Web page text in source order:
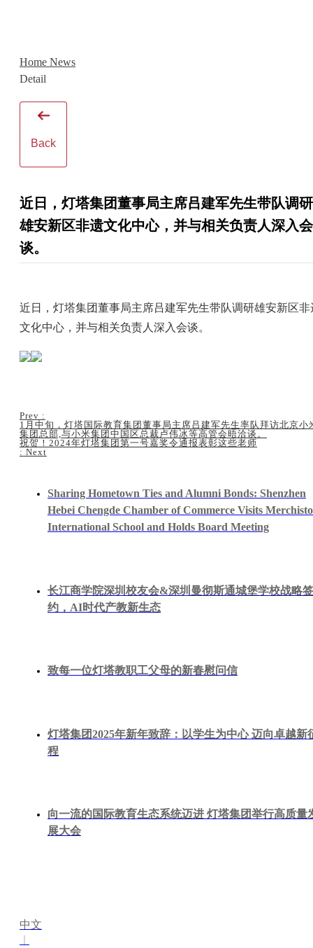
Home News
Detail
Back
近日，灯塔集团董事局主席吕建军先生带队调研
雄安新区非遗文化中心，并与相关负责人深入会
谈。
近日，灯塔集团董事局主席吕建军先生带队调研雄安新区非
文化中心，并与相关负责人深入会谈。
Prev :
1月中旬，灯塔国际教育集团董事局主席吕建军先生率队拜访北京小
集团总部,与小米集团中国区总裁卢伟冰等高管会晤洽谈。
祝贺！2024年灯塔集团第一号嘉奖令通报表彰这些老师
: Next
Sharing Hometown Ties and Alumni Bonds: Shenzhen
Hebei Chengde Chamber of Commerce Visits
International School and Holds Board Meeting
长江商学院深圳校友会&深圳曼彻斯通城堡学校战略签
约，AI时代产教新生态
致每一位灯塔教职工父母的新春慰问信
灯塔集团2025年新年致辞：以学生为中心 迈向卓越新
程
向一流的国际教育生态系统迈进 灯塔集团举行高质量
展大会
中文